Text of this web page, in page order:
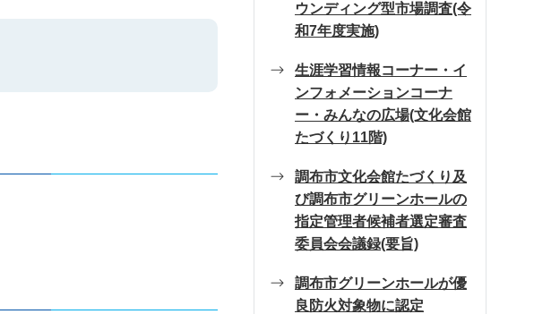
ウンディング型市場調査(令
和7年度実施)
生涯学習情報コーナー・イ
ンフォメーションコーナ
ー・みんなの広場(文化会館
たづくり11階)
調布市文化会館たづくり及
び調布市グリーンホールの
指定管理者候補者選定審査
委員会会議録(要旨)
調布市グリーンホールが優
良防火対象物に認定